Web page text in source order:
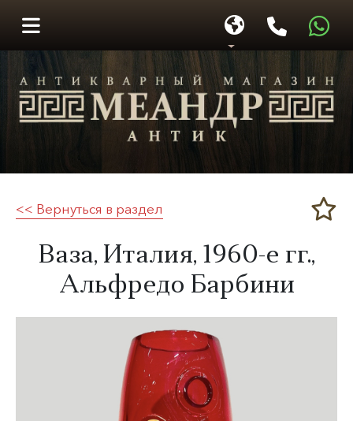
Меандр-Антик
<< Вернуться в раздел
Ваза, Италия, 1960-е гг.,
Альфредо Барбини